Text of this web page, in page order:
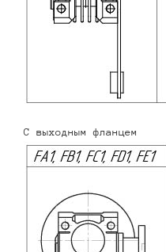
С выходным фланцем